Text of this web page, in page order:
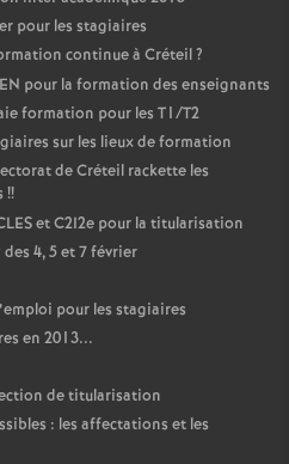
pour les stagiaires
continue à Créteil?
pour la formation des enseignants
formation pour les T1/T2
sur les lieux de formation
de Créteil rackette les
!!
et C2I2e pour la titularisation
des 4, 5 et 7 février
pour les stagiaires
en 2013...
de titularisation
: les affectations et les